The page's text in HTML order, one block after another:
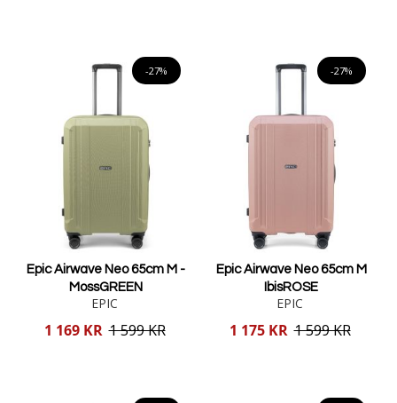
-27%
Epic Airwave Neo 65cm M -
MossGREEN
EPIC
Reducerat
1 169 KR 1 599 KR
-27%
Epic Airwave Neo 65cm M
IbisROSE
EPIC
Reducerat
1 175 KR 1 599 KR